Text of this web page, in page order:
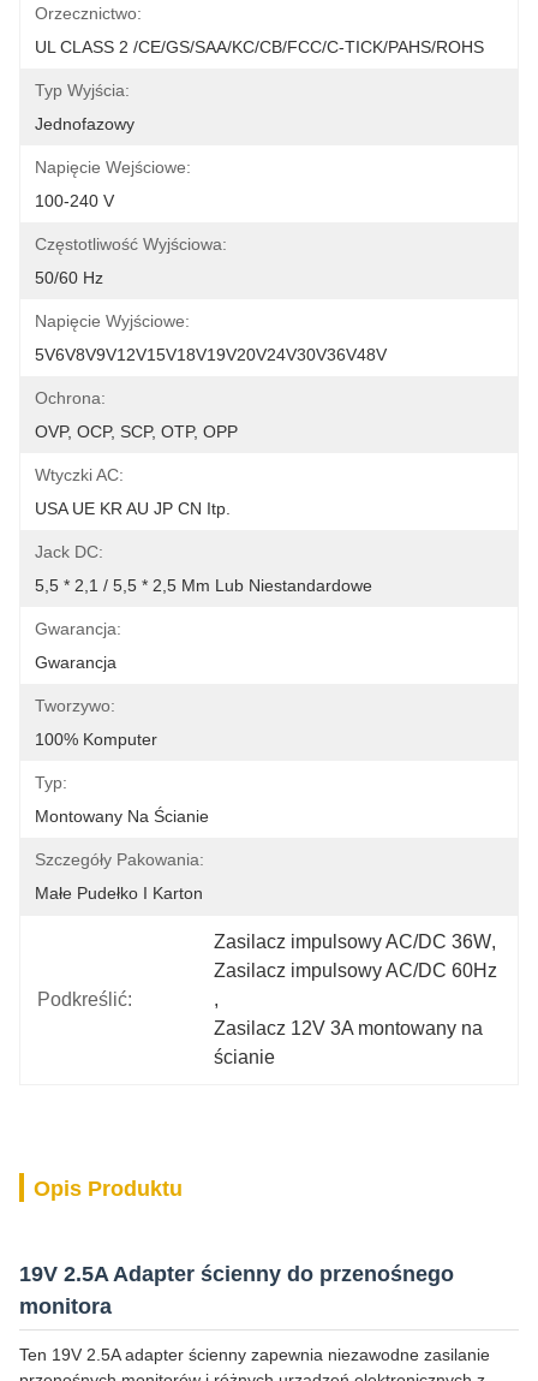
Orzecznictwo:
UL CLASS 2 /CE/GS/SAA/KC/CB/FCC/C-TICK/PAHS/ROHS
Typ Wyjścia:
Jednofazowy
Napięcie Wejściowe:
100-240 V
Częstotliwość Wyjściowa:
50/60 Hz
Napięcie Wyjściowe:
5V6V8V9V12V15V18V19V20V24V30V36V48V
Ochrona:
OVP, OCP, SCP, OTP, OPP
Wtyczki AC:
USA UE KR AU JP CN Itp.
Jack DC:
5,5 * 2,1 / 5,5 * 2,5 Mm Lub Niestandardowe
Gwarancja:
Gwarancja
Tworzywo:
100% Komputer
Typ:
Montowany Na Ścianie
Szczegóły Pakowania:
Małe Pudełko I Karton
Podkreślić:
Zasilacz impulsowy AC/DC 36W
Zasilacz impulsowy AC/DC 60Hz
,
Zasilacz 12V 3A montowany na
ścianie
Opis Produktu
19V 2.5A Adapter ścienny do przenośnego
monitora
Ten 19V 2.5A adapter ścienny zapewnia niezawodne zasilanie